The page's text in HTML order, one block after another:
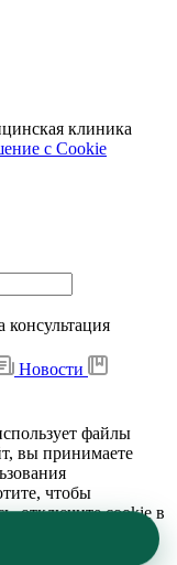
клиника
с Cookie
Новости
файлы
вы принимаете
чтобы
отключите cookie в